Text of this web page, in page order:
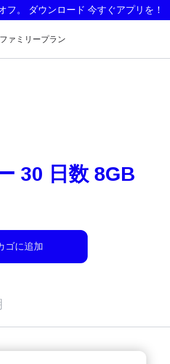
フ。 ダウンロード 今すぐアプリを！
ファミリープラン
30 日数 8GB
ゴに追加